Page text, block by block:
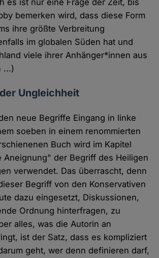
es ist nur eine Frage der Zeit, bis
bemerken wird, dass diese Form
ihre größte Verbreitung
im globalen Süden hat und
viele ihrer Anhänger*innen aus
...)
Ungleichheit
neue Begriffe Eingang in linke
soeben in einem renommierten
Buch wird im Kapitel
Aneignung" der Begriff des Heiligen
verwendet. Das überrascht, denn
Begriff von den Konservativen
dazu eingesetzt, Diskussionen,
Ordnung hinterfragen, zu
alles, was die Autorin an
ist der Satz, dass es kompliziert
geht, wer denn definieren darf,